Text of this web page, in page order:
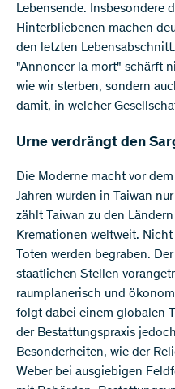
Lebensende. Insbesondere
Hinterbliebenen machen
den letzten
"Annoncer la mort" schärft
wie wir sterben, sondern
damit, in welcher
Urne verdrängt den
Die Moderne macht vor
Jahren wurden in Taiwan
zählt Taiwan zu den
Kremationen weltweit.
Toten werden begraben.
staatlichen Stellen
raumplanerisch und
folgt dabei einem globalen
der Bestattungspraxis
Besonderheiten, wie der
Weber bei ausgiebigen